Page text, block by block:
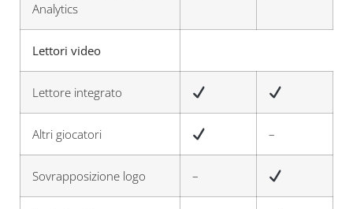
Analytics
Lettori video
Lettore integrato
Altri giocatori –
Sovrapposizione logo –